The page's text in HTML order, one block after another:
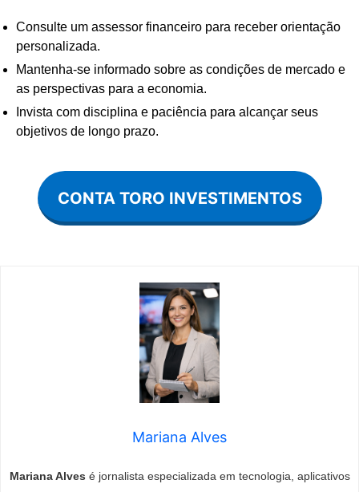
Consulte um assessor financeiro para receber orientação
personalizada.
Mantenha-se informado sobre as condições de mercado e
as perspectivas para a economia.
Invista com disciplina e paciência para alcançar seus
objetivos de longo prazo.
CONTA TORO INVESTIMENTOS
Mariana Alves
Mariana Alves é jornalista especializada em tecnologia, aplicativos